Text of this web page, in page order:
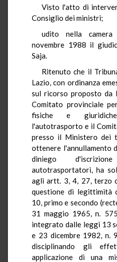
Visto l'atto di
Consiglio dei ministri;
udito nella
novembre 1988 il
Saja.
Ritenuto che il
Lazio, con ordinanza
sul ricorso proposto da
Comitato provinciale
fisiche e
l'autotrasporto e il
presso il Ministero dei
ottenere l'annullamento
diniego
autotrasportatori, ha
agli artt. 3, 4, 27, terzo
questione di legittimità
10, primo e secondo
31 maggio 1965, n.
integrato dalle leggi 13
e 23 dicembre 1982, n.
disciplinando gli
applicazione di una